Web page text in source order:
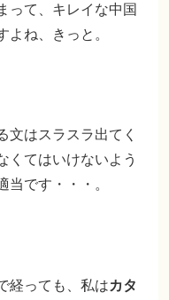
って、キレイな中国
よね、きっと。
文はスラスラ出てく
くてはいけないよう
当です・・・。
経っても、私はカタ